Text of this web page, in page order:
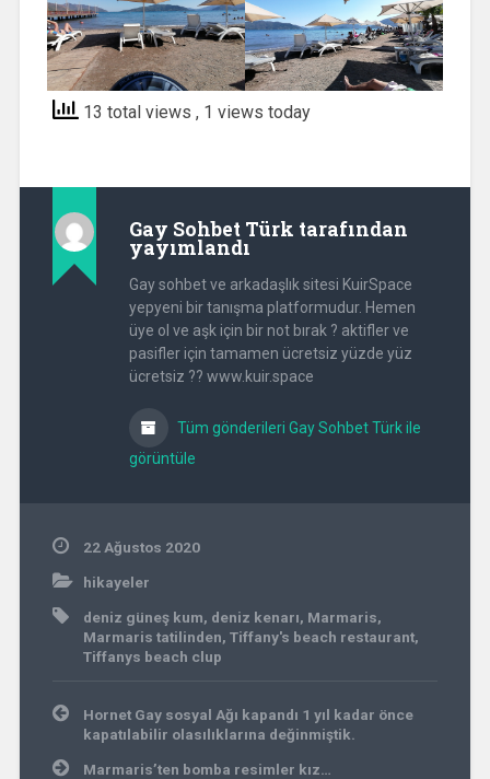
13 total views , 1 views today
Gay Sohbet Türk tarafından
yayımlandı
Gay sohbet ve arkadaşlık sitesi KuirSpace
yepyeni bir tanışma platformudur. Hemen
üye ol ve aşk için bir not bırak ? aktifler ve
pasifler için tamamen ücretsiz yüzde yüz
ücretsiz ?? www.kuir.space
Tüm gönderileri Gay Sohbet Türk ile
görüntüle
22 Ağustos 2020
hikayeler
deniz güneş kum, deniz kenarı, Marmaris,
Marmaris tatilinden, Tiffany's beach restaurant,
Tiffanys beach clup
Yazı
gezinmesi
Hornet Gay sosyal Ağı kapandı 1 yıl kadar önce
kapatılabilir olasılıklarına değinmiştik.
Marmaris’ten bomba resimler kız…